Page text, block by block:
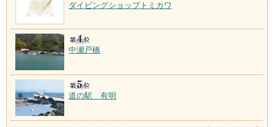
ダイビングショップトミカワ
中瀬戸橋
道の駅 有明